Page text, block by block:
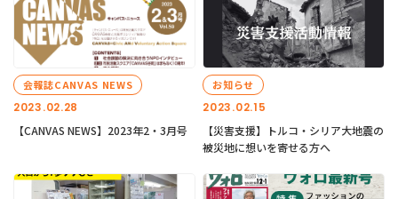
2023.02.28
会報誌CANVAS NEWS
【CANVAS NEWS】2023年2・3月号
2023.02.15
お知らせ
【災害支援】トルコ・シリア大地震の
被災地に想いを寄せる方へ